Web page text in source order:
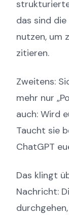
das sind
nutzen, um
zitieren.
Zweitens:
mehr nur
auch: Wird
Taucht sie
ChatGPT
Das klingt
Nachricht: